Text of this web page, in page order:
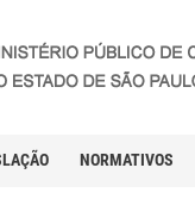
NORMATIVOS